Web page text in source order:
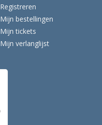
Registreren
Mijn bestellingen
Mijn tickets
Mijn verlanglijst